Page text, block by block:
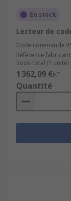
En stock
Lecteur de
Code commande
Référence fabricant
Sous-total (1 unité)
1 362,09 €HT
Quantité